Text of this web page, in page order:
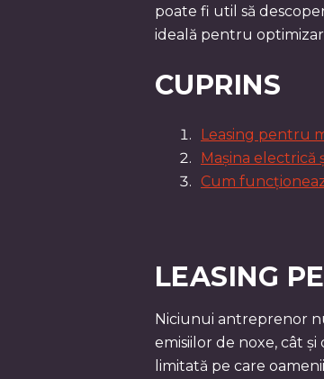
poate fi util să
ideală pentru
CUPRINS
Leasing pentru
Mașina electrică
Cum
LEASING
Niciunui antreprenor
emisiilor de noxe, cât
limitată pe care